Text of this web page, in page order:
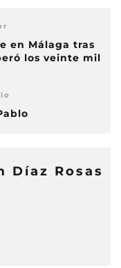
en Málaga tras
los veinte mil
Díaz Rosas